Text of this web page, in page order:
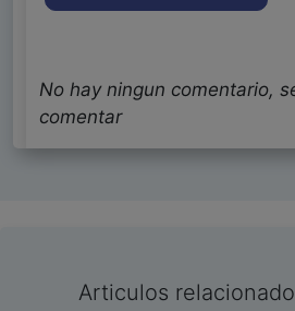
No hay ningun comentario,
comentar
Articulos